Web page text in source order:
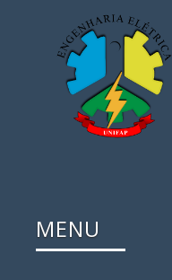
MENU